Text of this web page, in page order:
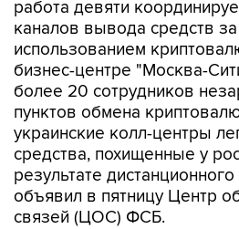
работа девяти
каналов вывода средств
использованием
бизнес-центре "Москва-
более 20 сотрудников
пунктов обмена
украинские колл-центры
средства, похищенные у
результате
объявил в пятницу Центр
связей (ЦОС) ФСБ.